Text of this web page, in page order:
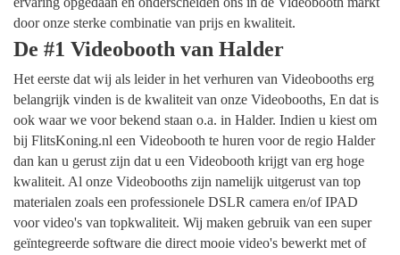
door onze sterke combinatie van prijs en kwaliteit.
De #1 Videobooth van Halder
Het eerste dat wij als leider in het verhuren van Videobooths erg
belangrijk vinden is de kwaliteit van onze Videobooths, En dat is
ook waar we voor bekend staan o.a. in Halder. Indien u kiest om
bij FlitsKoning.nl een Videobooth te huren voor de regio Halder
dan kan u gerust zijn dat u een Videobooth krijgt van erg hoge
kwaliteit. Al onze Videobooths zijn namelijk uitgerust van top
materialen zoals een professionele DSLR camera en/of IPAD
voor video's van topkwaliteit. Wij maken gebruik van een super
geïntegreerde software die direct mooie video's bewerkt met of